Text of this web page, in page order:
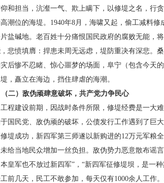
和担当，沆瀣一气、欺上瞒下，以修堤之名，行
潮位的海堤。 1940年8月，海啸又起，偷工减料
盐碱地。老百姓十分痛恨国民政府的腐败无能，
悲愤填膺：捍患未周无远虑，堤防重决有深悲。
后惨不忍睹、惊心噩梦的场面，阜宁（包含今天
，矗立在海边，挡住肆虐的海潮。
（二）敌伪顽肆意破坏，共产党力争民心
工程建设前期，因战时条件所限，修堤经费是一大
国民党、敌伪顽的破坏，公债发行工作遇到了巨
堤成功，新四军第三师遂以新购进的12万元军粮
给当地民众增加一丝负担。敌伪势力恶意散布谣
皇军也不放过新四军”，“新四军征修堤坝，是一
前几天，民工不敢参加，每天仅有1000余人工作